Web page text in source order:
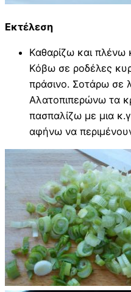
Εκτέλεση
Καθαρίζω και πλένω
Κόβω σε ροδέλες
πράσινο. Σοτάρω σε
Αλατοπιπερώνω τα
πασπαλίζω με μια
αφήνω να